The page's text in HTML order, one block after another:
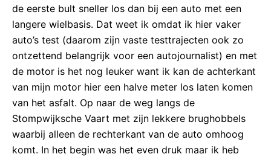
de eerste bult sneller los dan bij een auto met een
langere wielbasis. Dat weet ik omdat ik hier vaker
auto’s test (daarom zijn vaste testtrajecten ook zo
ontzettend belangrijk voor een autojournalist) en met
de motor is het nog leuker want ik kan de achterkant
van mijn motor hier een halve meter los laten komen
van het asfalt. Op naar de weg langs de
Stompwijksche Vaart met zijn lekkere brughobbels
waarbij alleen de rechterkant van de auto omhoog
komt. In het begin was het even druk maar ik heb